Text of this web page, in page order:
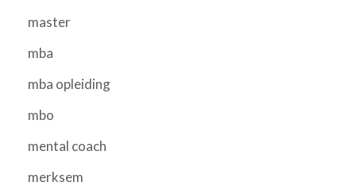
master
mba
mba opleiding
mbo
mental coach
merksem